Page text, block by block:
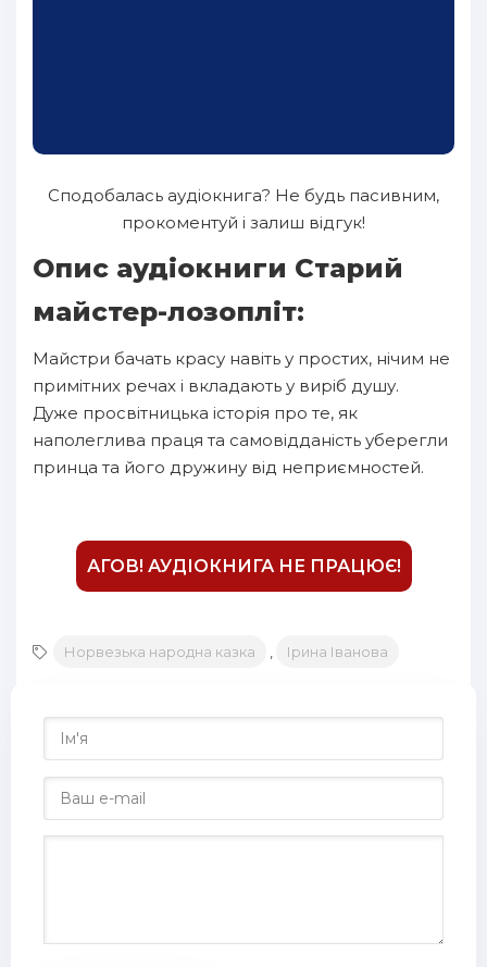
Сподобалась аудіокнига? Не будь пасивним,
прокоментуй і залиш відгук!
Опис аудіокниги Старий
майстер-лозопліт:
Майстри бачать красу навіть у простих, нічим не
примітних речах і вкладають у виріб душу.
Дуже просвітницька історія про те, як
наполеглива праця та самовідданість уберегли
принца та його дружину від неприємностей.
АГОВ! АУДІОКНИГА НЕ ПРАЦЮЄ!
Норвезька народна казка Ірина Іванова